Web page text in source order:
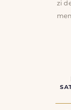
zi